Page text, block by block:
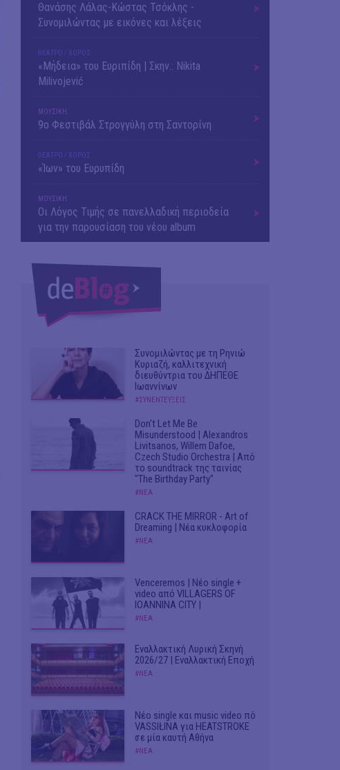
Θανάσης Λάλας-Κώστας Τσόκλης -
Συνομιλώντας με εικόνες και λέξεις
ΘΕΑΤΡΟ / ΧΟΡΟΣ
«Μήδεια» του Ευριπίδη | Σκην.: Nikita
Milivojević
ΜΟΥΣΙΚΗ
9o Φεστιβάλ Στρογγύλη στη Σαντορίνη
ΘΕΑΤΡΟ / ΧΟΡΟΣ
«Ίων» του Ευρυπίδη
ΜΟΥΣΙΚΗ
Οι Λόγος Τιμής σε πανελλαδική περιοδεία
για την παρουσίαση του νέου album
Συνομιλώντας με τη Ρηνιώ
Κυριαζή, καλλιτεχνική
διευθύντρια του ΔΗΠΕΘΕ
Ιωαννίνων
#ΣΥΝΕΝΤΕΥΞΕΙΣ
Don't Let Me Be
Misunderstood | Alexandros
Livitsanos, Willem Dafoe,
Czech Studio Orchestra | Από
το soundtrack της ταινίας
"The Birthday Party"
#ΝΕΑ
CRACK THE MIRROR - Art of
Dreaming | Νέα κυκλοφορία
#ΝΕΑ
Venceremos | Νέο single +
video από VILLAGERS OF
IOANNINA CITY |
#ΝΕΑ
Εναλλακτική Λυρική Σκηνή
2026/27 | Εναλλακτική Εποχή
#ΝΕΑ
Νέο single και music video πό
VASSIŁINA για HEATSTROKE
σε μία καυτή Αθήνα
#ΝΕΑ